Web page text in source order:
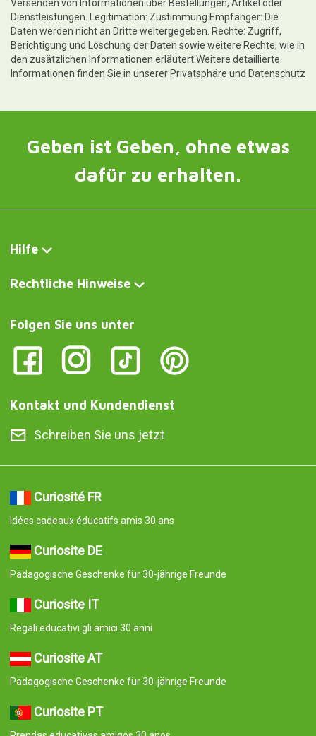
Versenden von Informationen über Bestellungen, Artikel oder
Dienstleistungen. Legitimation: Zustimmung.Empfänger: Die
Daten werden nicht an Dritte weitergegeben. Rechte: Zugriff,
Berichtigung und Löschung der Daten sowie weitere Rechte, wie in
den zusätzlichen Informationen erläutert.Weitere detaillierte
Informationen finden Sie in unserer Privatsphäre und Datenschutz
Geben ist Geben, ohne etwas
dafür zu erhalten.
Hilfe
Rechtliche Hinweise
Folgen Sie uns unter
Kontakt und Kundendienst
Schreiben Sie uns jetzt
Curiosité FR
Idées cadeaux éducatifs amis 30 ans
Curiosite DE
Pädagogische Geschenke für 30-jährige Freunde
Curiosite IT
Regali educativi gli amici 30 anni
Curiosite AT
Pädagogische Geschenke für 30-jährige Freunde
Curiosite PT